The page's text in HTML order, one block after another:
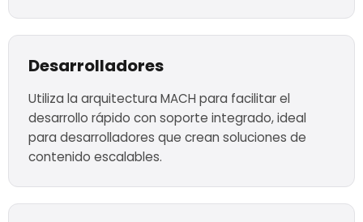
Desarrolladores
Utiliza la arquitectura MACH para facilitar el
desarrollo rápido con soporte integrado, ideal
para desarrolladores que crean soluciones de
contenido escalables.